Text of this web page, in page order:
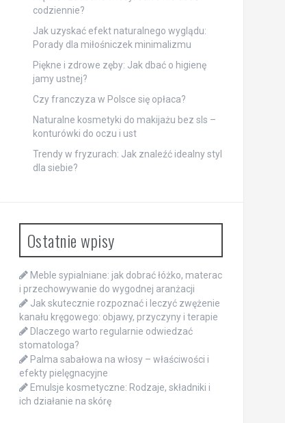
codziennie?
Jak uzyskać efekt naturalnego wyglądu:
Porady dla miłośniczek minimalizmu
Piękne i zdrowe zęby: Jak dbać o higienę
jamy ustnej?
Czy franczyza w Polsce się opłaca?
Naturalne kosmetyki do makijażu bez sls –
konturówki do oczu i ust
Trendy w fryzurach: Jak znaleźć idealny styl
dla siebie?
Ostatnie wpisy
Meble sypialniane: jak dobrać łóżko, materac
i przechowywanie do wygodnej aranżacji
Jak skutecznie rozpoznać i leczyć zwężenie
kanału kręgowego: objawy, przyczyny i terapie
Dlaczego warto regularnie odwiedzać
stomatologa?
Palma sabałowa na włosy – właściwości i
efekty pielęgnacyjne
Emulsje kosmetyczne: Rodzaje, składniki i
ich działanie na skórę